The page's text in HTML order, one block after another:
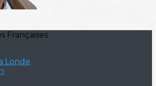
Françaises
Londe